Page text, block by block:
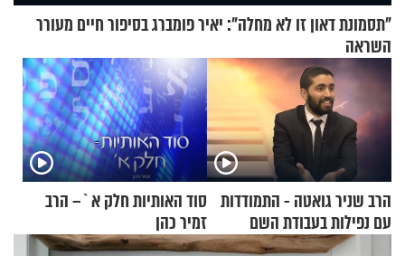
"תסמונת דאון זו לא מחלה": יאיר פומברג בסיפור חיים מעורר
השראה
הרב שניר גואטה - התמודדות
עם נפילות בעבודת השם
סוד האותיות חלק א`– הרב
זמיר כהן